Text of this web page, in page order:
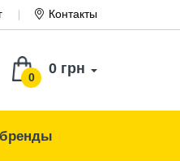
Контакты
0
0 грн